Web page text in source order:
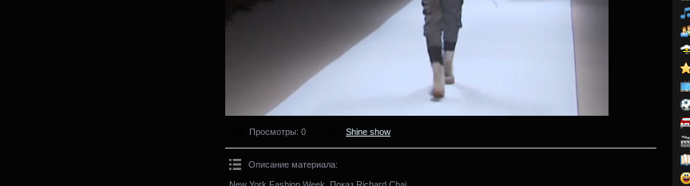
Просмотры: 0 Shine show
Описание материала:
New York Fashion Week. Показ Richard Chai.